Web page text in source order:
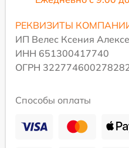
РЕКВИЗИТЫ
ИП Велес Ксения
ИНН 651300417740
ОГРН
Способы оплаты